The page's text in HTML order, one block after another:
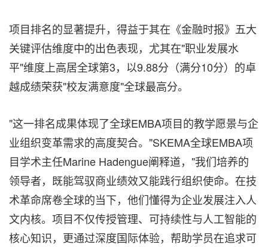
项目排名的显著提升，得益于其在《金融时报》五大
关键评估维度中的出色表现，尤其在"职业发展水
平"维度上高居全球第3，以9.88分（满分10分）的卓
越成绩荣获"校友满意度"全球最高分。
"这一排名成果体现了全球EMBA项目的教学愿景与企
业组织变革需求的高度契合。"SKEMA全球EMBA项
目学术主任Marine Hadengue阐释道，"我们培养的
领导者，既能驾驭商业绩效又能践行组织使命。在技
术革命席卷全球的当下，他们懂得为企业发展注入人
文内核。项目不仅传授管理、可持续性与人工智能的
核心知识，更通过深度国际体验，帮助学员在追求可